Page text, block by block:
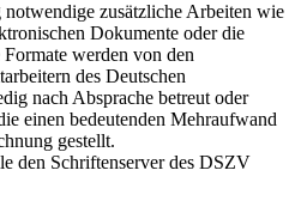
zusätzliche Arbeiten wie
Dokumente oder die
werden von den
des Deutschen
nach Absprache betreut oder
einen bedeutenden Mehraufwand
gestellt.
den Schriftenserver des DSZV